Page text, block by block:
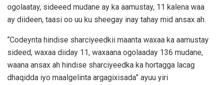
ogolaatay, sideeed mudane ay ka aamustay, 11 kalena waa
ay diideen, taasi oo uu ku sheegay inay tahay mid ansax ah.
“Codeynta hindise sharciyeedkii maanta waxaa ka aamustay
sideed, waxaa diiday 11, waxaana ogolaaday 136 mudane,
waana ansax ah hindise sharciyeedka ka hortagga lacag
dhaqidda iyo maalgelinta argagixisada” ayuu yiri